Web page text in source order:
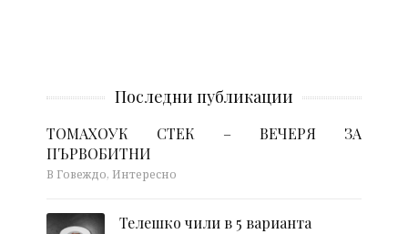
Последни публикации
ТОМАХОУК СТЕК – ВЕЧЕРЯ ЗА
ПЪРВОБИТНИ
В Говеждо, Интересно
Телешко чили в 5 варианта